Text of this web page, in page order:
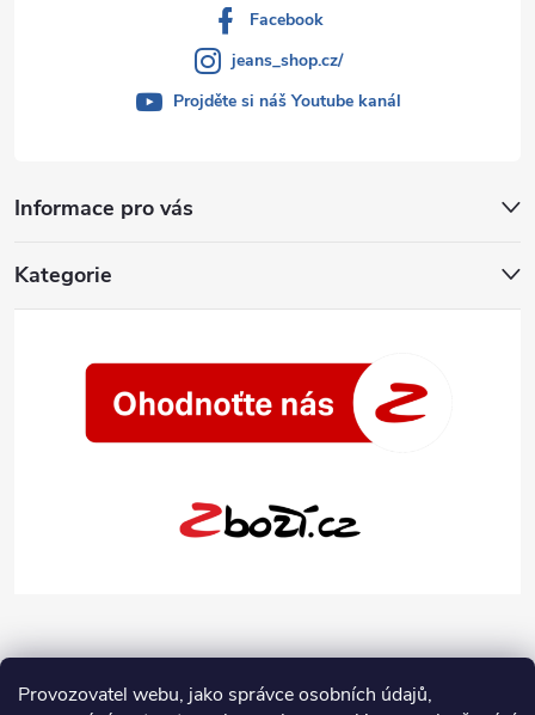
Provozovatel webu, jako správce osobních údajů,
Informace pro vás
Kategorie
Facebook
jeans_shop.cz/
Projděte si náš Youtube kanál